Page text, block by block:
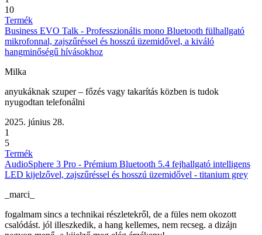
10
Termék
Business EVO Talk - Professzionális mono Bluetooth fülhallgató
mikrofonnal, zajszűréssel és hosszú üzemidővel, a kiváló
hangminőségű hívásokhoz
Milka
anyukáknak szuper – főzés vagy takarítás közben is tudok
nyugodtan telefonálni
2025. június 28.
1
5
Termék
AudioSphere 3 Pro - Prémium Bluetooth 5.4 fejhallgató intelligens
LED kijelzővel, zajszűréssel és hosszú üzemidővel - titanium grey
_marci_
fogalmam sincs a technikai részletekről, de a füles nem okozott
csalódást. jól illeszkedik, a hang kellemes, nem recseg. a dizájn